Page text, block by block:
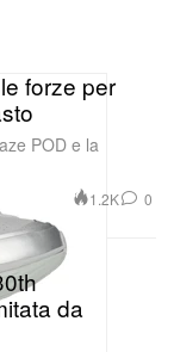
forze per
POD e la
1.2K 0
da